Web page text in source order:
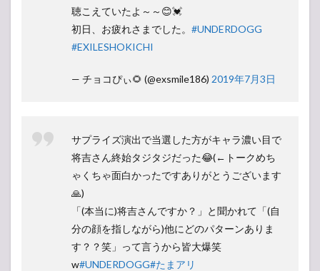
聴こえていたよ～～😊💓
初日、お疲れさまでした。 #UNDERDOGG
#EXILESHOKICHI
— チョコぴぃ🌻 (@exsmile186) 2019年7月3日
サプライズ演出で当選した方がキャラ濃い目で
将吉さん終始タジタジだった😂(←トークめち
ゃくちゃ面白かったですありがとうございます
🙏)
「(本当に)将吉さんですか？」と聞かれて「(自
分の顔を指しながら)他にどのパターンありま
す？？笑」って言うから皆大爆笑
w#UNDERDOGG#たまアリ